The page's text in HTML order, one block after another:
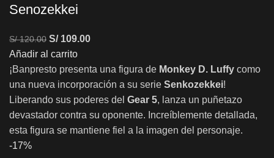
Senozekkei
S/120.00 S/109.00
Añadir al carrito
¡Banpresto presenta una figura de Monkey D. Luffy como
una nueva incorporación a su serie Senkozekkei!
Liberando sus poderes del Gear 5, lanza un puñetazo
devastador contra su oponente. Increíblemente detallada,
esta figura se mantiene fiel a la imagen del personaje.
-17%